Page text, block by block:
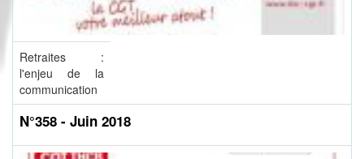
Retraites :
l'enjeu de la
communication
N°358 - Juin 2018